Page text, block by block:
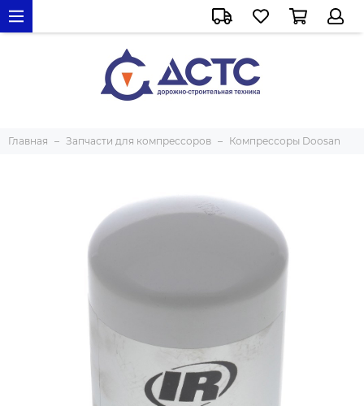
Главная Запчасти для компрессоров Компрессоры Doosan